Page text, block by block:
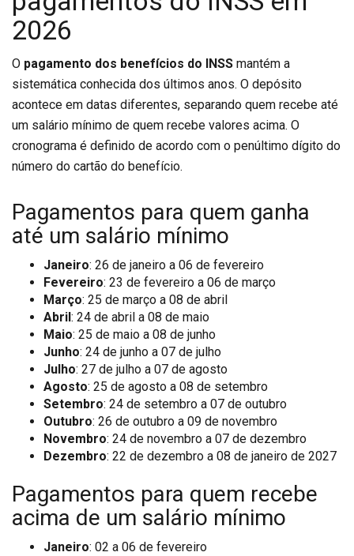
2026
O pagamento dos benefícios do INSS mantém a
sistemática conhecida dos últimos anos. O depósito
acontece em datas diferentes, separando quem recebe até
um salário mínimo de quem recebe valores acima. O
cronograma é definido de acordo com o penúltimo dígito do
número do cartão do benefício.
Pagamentos para quem ganha
até um salário mínimo
Janeiro: 26 de janeiro a 06 de fevereiro
Fevereiro: 23 de fevereiro a 06 de março
Março: 25 de março a 08 de abril
Abril : 24 de abril a 08 de maio
Maio: 25 de maio a 08 de junho
Junho: 24 de junho a 07 de julho
Julho: 27 de julho a 07 de agosto
Agosto: 25 de agosto a 08 de setembro
Setembro: 24 de setembro a 07 de outubro
Outubro: 26 de outubro a 09 de novembro
Novembro: 24 de novembro a 07 de dezembro
Dezembro: 22 de dezembro a 08 de janeiro de 2027
Pagamentos para quem recebe
acima de um salário mínimo
Janeiro: 02 a 06 de fevereiro